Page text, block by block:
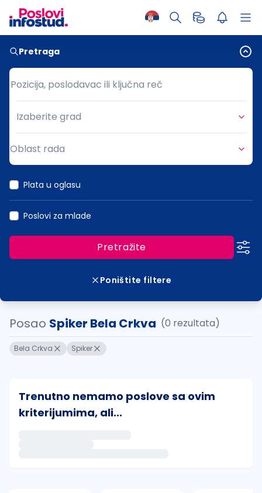
Pretraga
Pozicija, poslodavac ili ključna reč
Pozicija, poslodavac ili ključna reč
Grad
Izaberite grad
Oblast rada
Plata u oglasu
Poslovi za mlade
Pretražite
Poništite filtere
Posao Spiker Bela Crkva (0 rezultata)
Bela Crkva Spiker
Trenutno nemamo poslove sa ovim
kriterijumima, ali...